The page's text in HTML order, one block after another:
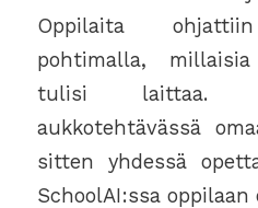
Oppilaita
pohtimalla,
tulisi laittaa.
aukkotehtävässä
sitten yhdessä
SchoolAI:ssa